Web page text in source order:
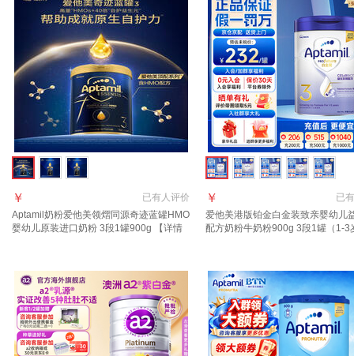
已有人评价
￥
Aptamil奶粉爱他美领熠同源奇迹蓝罐HMO
婴幼儿原装进口奶粉 3段1罐900g 【详情
已有
￥
爱他美港版铂金白金装致亲婴幼儿
配方奶粉牛奶粉900g 3段1罐（1-3